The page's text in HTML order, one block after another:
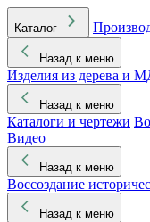
Каталог
Назад к меню
Изделия из дерева и
Назад к меню
Каталоги и чертежи
Видео
Назад к меню
Воссоздание
Назад к меню